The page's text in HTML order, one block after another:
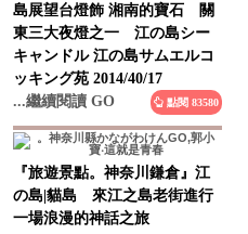
東三大夜燈之一 江の島シー
キャンドル 江の島サムエルコ
ッキング苑 2014/40/17
...繼續閱讀 GO
『旅遊景點。神奈川鎌倉』江
の島|貓島 來江之島老街進行
一場浪漫的神話之旅
2014/04/19